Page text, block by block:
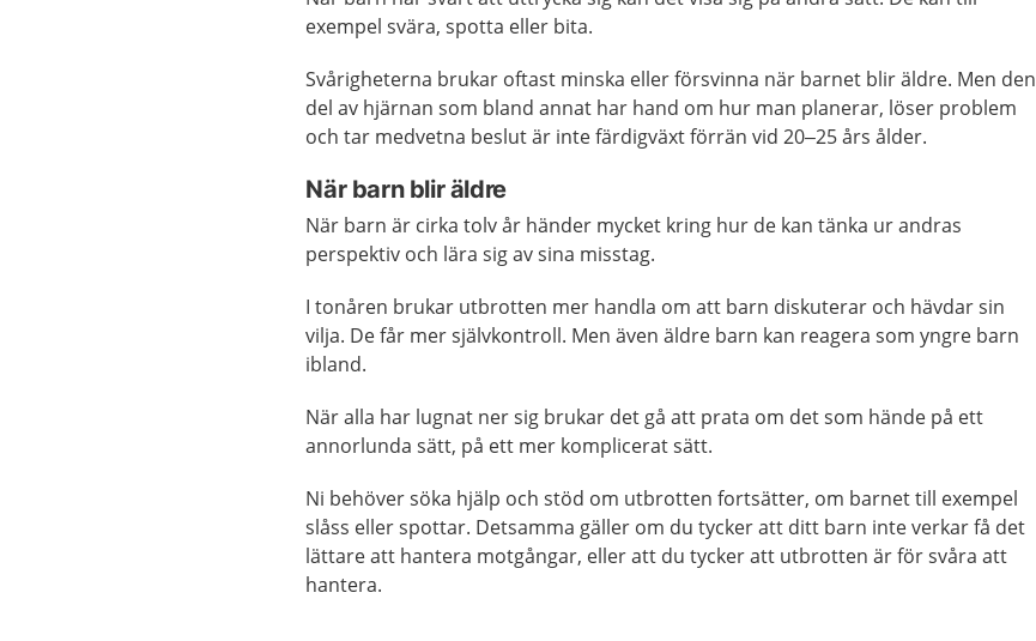
exempel svära, spotta eller bita.
Svårigheterna brukar oftast minska eller försvinna när barnet blir äldre. Men den
del av hjärnan som bland annat har hand om hur man planerar, löser problem
och tar medvetna beslut är inte färdigväxt förrän vid 20–25 års ålder.
När barn blir äldre
När barn är cirka tolv år händer mycket kring hur de kan tänka ur andras
perspektiv och lära sig av sina misstag.
I tonåren brukar utbrotten mer handla om att barn diskuterar och hävdar sin
vilja. De får mer självkontroll. Men även äldre barn kan reagera som yngre barn
ibland.
När alla har lugnat ner sig brukar det gå att prata om det som hände på ett
annorlunda sätt, på ett mer komplicerat sätt.
Ni behöver söka hjälp och stöd om utbrotten fortsätter, om barnet till exempel
slåss eller spottar. Detsamma gäller om du tycker att ditt barn inte verkar få det
lättare att hantera motgångar, eller att du tycker att utbrotten är för svåra att
hantera.